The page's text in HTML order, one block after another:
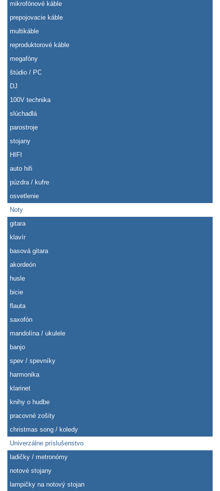
mikrofónové káble
prepojovacie káble
multikáble
reproduktorové káble
megafóny
štúdio / PC
DJ
100V technika
slúchadlá
parostroje
stojany
HIFI
auto hifi
púzdra / kufre
osvetlenie
Noty
gitara
klavír
basová gitara
akordeón
husle
bicie
flauta
saxofón
mandolína / ukulele
banjo
spev / spevníky
harmonika
klarinet
knihy o hudbe
pracovné zošity
christmas song / koledy
Univerzálne príslušenstvo
ladičky / metronómy
notové stojany
lampičky na notový stojan